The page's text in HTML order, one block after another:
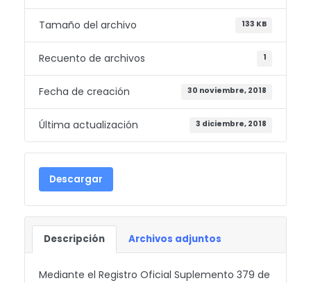
Tamaño del archivo 133 KB
Recuento de archivos 1
Fecha de creación 30 noviembre, 2018
Última actualización 3 diciembre, 2018
Descargar
Descripción Archivos adjuntos
Mediante el Registro Oficial Suplemento 379 de